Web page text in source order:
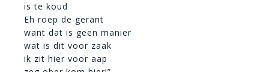
is te koud
Eh roep de gerant
want dat is geen manier
wat is dit voor zaak
ik zit hier voor aap